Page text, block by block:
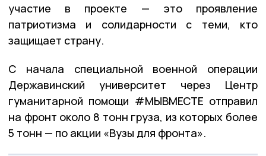
участие в проекте — это проявление
патриотизма и солидарности с теми, кто
защищает страну.
С начала специальной военной операции
Державинский университет через Центр
гуманитарной помощи #МЫВМЕСТЕ отправил
на фронт около 8 тонн груза, из которых более
5 тонн — по акции «Вузы для фронта».